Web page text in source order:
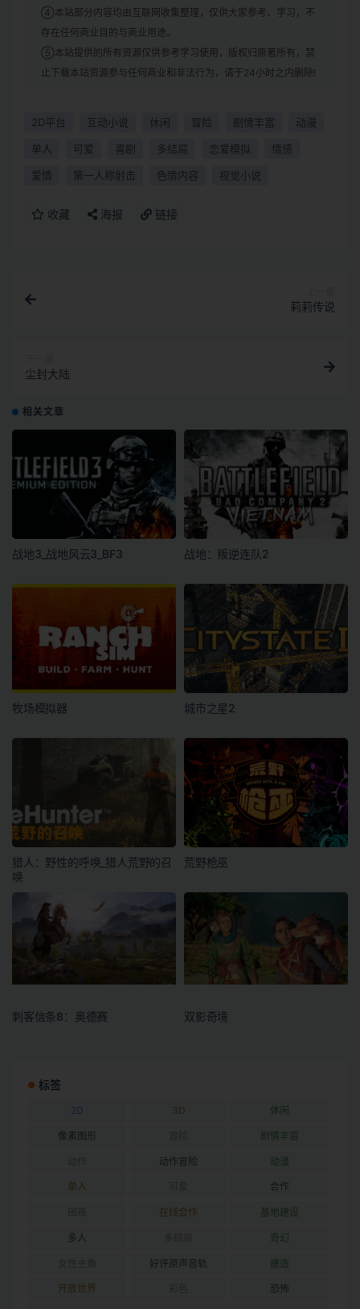
④本站部分内容均由互联网收集整理，仅供大家参考、学习，不
存在任何商业目的与商业用途。
⑤本站提供的所有资源仅供参考学习使用，版权归原著所有，禁
止下载本站资源参与任何商业和非法行为，请于24小时之内删除!
2D平台 互动小说 休闲 冒险 剧情丰富 动漫
单人 可爱 喜剧 多结局 恋爱模拟 情感
爱情 第一人称射击 色情内容 视觉小说
收藏 海报 链接
莉莉传说
尘封大陆
相关文章
战地3_战地风云3_BF3 战地：叛逆连队2
牧场模拟器 城市之星2
猎人：野性的呼唤_猎人荒野的召
唤
荒野枪巫
刺客信条8：奥德赛 双影奇境
标签
2D 3D 休闲
像素图形 剧情丰富
动作冒险 动漫
单人 合作
在线合作 基地建设
多人 奇幻
好评原声音轨 建造
开放世界 恐怖